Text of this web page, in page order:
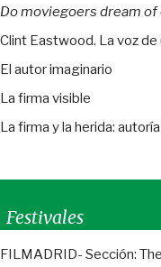
Do moviegoers dream
Clint Eastwood. La voz de
El autor imaginario
La firma visible
La firma y la herida:
Festivales
FILMADRID- Sección: